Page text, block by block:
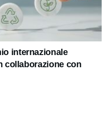
internazionale
collaborazione con